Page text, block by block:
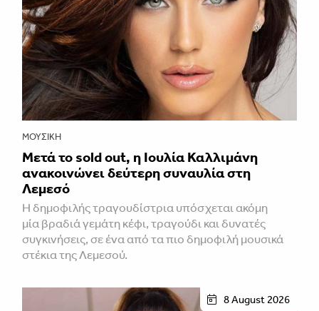
ΜΟΥΣΙΚΉ
Μετά το sold out, η Ιουλία Καλλιμάνη
ανακοινώνει δεύτερη συναυλία στη
Λεμεσό
H δημοφιλής τραγουδίστρια υπόσχεται ακόμη
μία βραδιά γεμάτη κέφι, τραγούδι και δυνατές
συγκινήσεις, σε ένα από τα πιο δημοφιλή μουσικά
στέκια της Λεμεσού.
8 August 2026